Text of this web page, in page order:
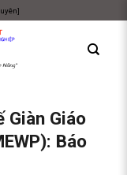
Giàn Giáo
Báo